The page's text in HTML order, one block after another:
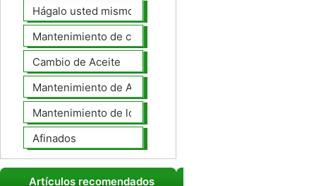
Hágalo usted mismo Mantenimiento de Automotores
Mantenimiento de coches General
Cambio de Aceite
Mantenimiento de Automotores Profesional
Mantenimiento de los neumáticos
Afinados
Artículos recomendados